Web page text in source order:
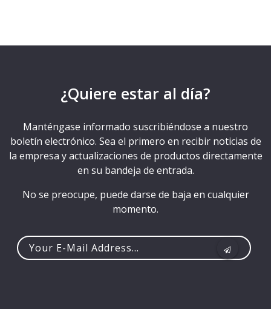
¿Quiere estar al día?
Manténgase informado suscribiéndose a nuestro
boletín electrónico. Sea el primero en recibir noticias de
la empresa y actualizaciones de productos directamente
en su bandeja de entrada.
No se preocupe, puede darse de baja en cualquier
momento.